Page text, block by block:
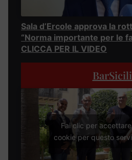
Sala d’Ercole approva la
“Norma importante per le
CLICCA PER IL VIDEO
Fai clic per
cookie per questo